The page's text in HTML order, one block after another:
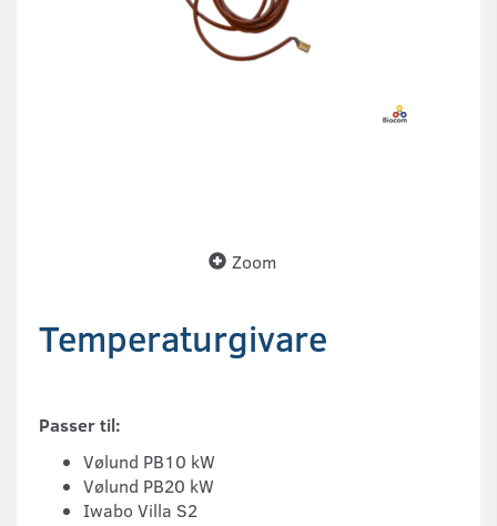
Zoom
Temperaturgivare
Passer til:
Vølund PB10 kW
Vølund PB20 kW
Iwabo Villa S2